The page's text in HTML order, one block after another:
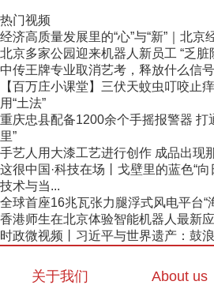
热门视频
经济高质量发展里的“心”与“新”｜北京
北京多家公园迎来机器人新员工 “乏脏
中传王牌专业取消艺考，释放什么信
【百万庄小课堂】三伏天蚊虫叮咬止
用“土法”
重庆忠县配备1200余个手摇报警器 打
里”
手艺人用大漆工艺进行创作 成品出现
这很中国·科技在场丨戈壁里的蓝色“
技术与当...
全球首座16兆瓦张力腿浮式风电平台“
香港师生在北京体验智能机器人最新
时政微视频丨习近平与世界遗产：鼓
关于我们 About us